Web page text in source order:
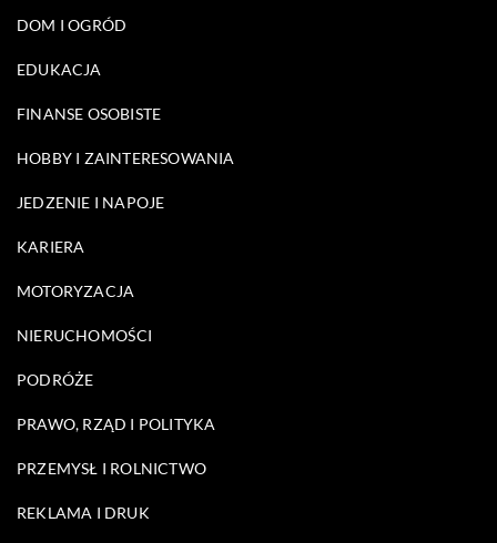
DOM I OGRÓD
EDUKACJA
FINANSE OSOBISTE
HOBBY I ZAINTERESOWANIA
JEDZENIE I NAPOJE
KARIERA
MOTORYZACJA
NIERUCHOMOŚCI
PODRÓŻE
PRAWO, RZĄD I POLITYKA
PRZEMYSŁ I ROLNICTWO
REKLAMA I DRUK